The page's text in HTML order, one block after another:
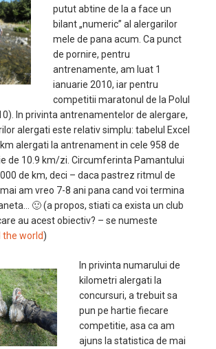
putut abtine de la a face un
bilant „numeric” al alergarilor
mele de pana acum. Ca punct
de pornire, pentru
antrenamente, am luat 1
ianuarie 2010, iar pentru
competitii maratonul de la Polul
In privinta antrenamentelor de alergare,
alergati este relativ simplu: tabelul Excel
alergati la antrenament in cele 958 de
de 10.9 km/zi. Circumferinta Pamantului
de km, deci – daca pastrez ritmul de
am vreo 7-8 ani pana cand voi termina
🙂 (a propos, stiati ca exista un club
au acest obiectiv? – se numeste
the world)
In privinta numarului de
kilometri alergati la
concursuri, a trebuit sa
pun pe hartie fiecare
competitie, asa ca am
ajuns la statistica de mai